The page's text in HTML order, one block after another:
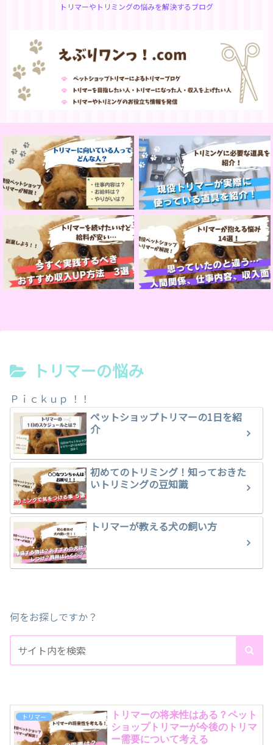
トリマーやトリミングの悩みを解決するブログ
トリマーの悩み
Ｐｉｃｋｕｐ ！！
ペットショップトリマーの1日を紹
介
初めてのトリミング！知っておきた
いトリミングの豆知識
トリマーが教える犬の飼い方
何をお探しですか？
トリマー
トリマーの将来性はある？ペット
ショップトリマーが今後のトリマ
ー需要について考える